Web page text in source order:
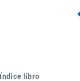
Índice libro